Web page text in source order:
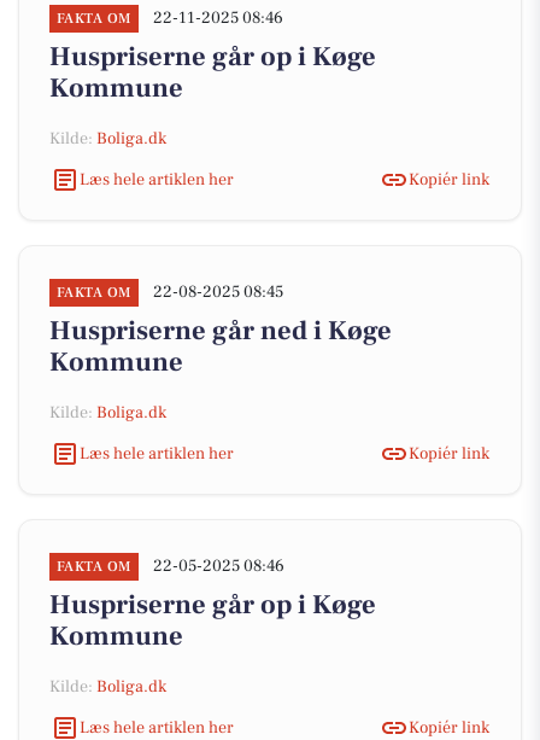
FAKTA OM 22-11-2025 08:46
Huspriserne går op i Køge
Kommune
Kilde: Boliga.dk
Læs hele artiklen her
Kopiér link
FAKTA OM 22-08-2025 08:45
Huspriserne går ned i Køge
Kommune
Kilde: Boliga.dk
Læs hele artiklen her
Kopiér link
FAKTA OM 22-05-2025 08:46
Huspriserne går op i Køge
Kommune
Kilde: Boliga.dk
Læs hele artiklen her
Kopiér link